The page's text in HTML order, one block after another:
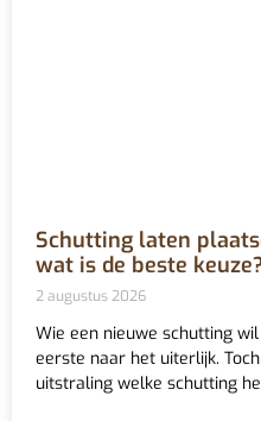
Schutting laten
wat is de beste
2 augustus 2026
Wie een nieuwe schutting
eerste naar het uiterlijk.
uitstraling welke schutting